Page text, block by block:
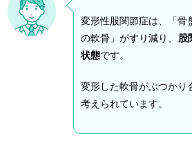
変形性股関節症は、「骨
の軟骨」がすり減り、 股
状態です。
変形した軟骨がぶつかり
考えられています。